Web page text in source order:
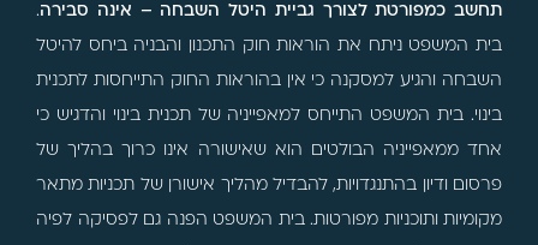
תחשב כמפורטת לצורך גביית היטל השבחה – אינה סבירה.
בית המשפט ניתח את הוראות חוק התכנון והבניה ביחס להיטל
השבחה והגיע למסקנה כי אין בהוראות החוק התייחסות לתכנית
בינוי. בית המשפט התייחס למאפייניה של תכנית בינוי והדגיש כי
אחד ממאפייניה הבולטים הוא שאישורה אינו כרוך בהליך של
פרסום ודיון בהתנגדויות, להבדיל מהליך אישורן של תכניות מתאר
מקומיות ותוכניות מפורטות. בית המשפט הפנה גם לפסיקה לפיה